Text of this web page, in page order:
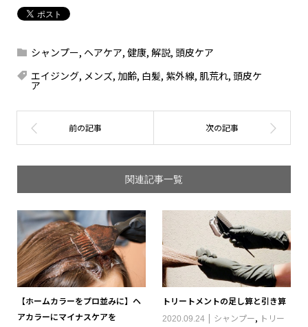
シャンプー, ヘアケア, 健康, 解説, 頭皮ケア
エイジング, メンズ, 加齢, 白髪, 紫外線, 肌荒れ, 頭皮ケ
ア
関連記事一覧
【ホームカラーをプロ並みに】ヘ
アカラーにマイナスケアを
トリートメントの足し算と引き算
2020.09.24 シャンプー, トリー